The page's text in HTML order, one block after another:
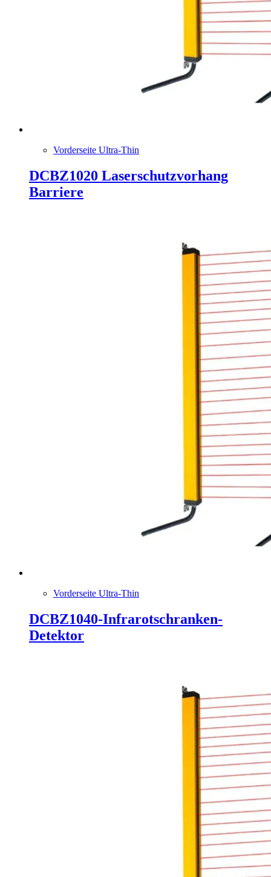
Vorderseite Ultra-Thin
DCBZ1020 Laserschutzvorhang
Barriere
Vorderseite Ultra-Thin
DCBZ1040-Infrarotschranken-
Detektor